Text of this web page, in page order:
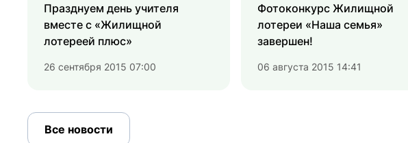
Празднуем день учителя
вместе с «Жилищной
лотереей плюс»
26 сентября 2015 07:00
Фотоконкурс Жилищной
лотереи «Наша семья»
завершен!
06 августа 2015 14:41
Все новости